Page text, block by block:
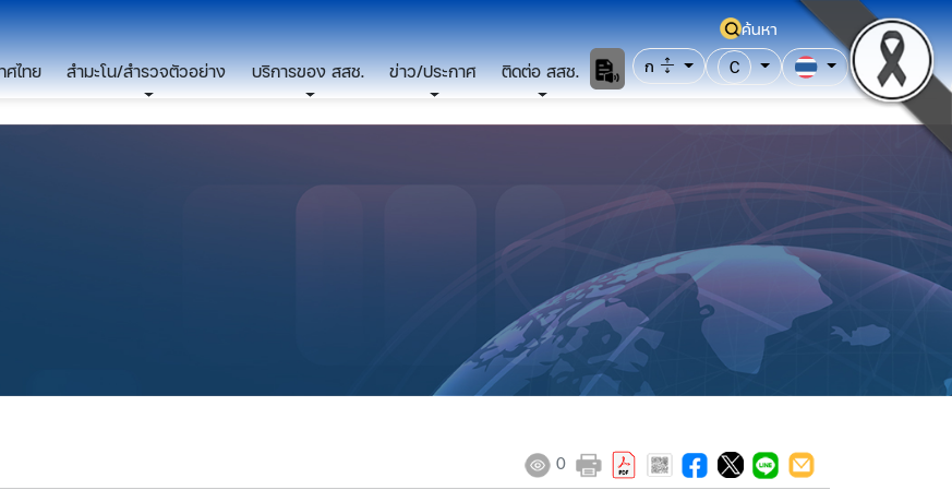
ศไทย สำมะโน/สำรวจตัวอย่าง บริการของ สสช. ข่าว/ประกาศ ติดต่อ สสช.
ค้นหา
ก
C
0